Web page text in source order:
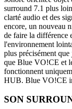
surround 7.1 plus
clarté audio et des
encore, un nouveau
de faire la différence
l'environnement
plus précisément
que Blue VO!CE et
fonctionnent
HUB. Blue VO!CE
SON